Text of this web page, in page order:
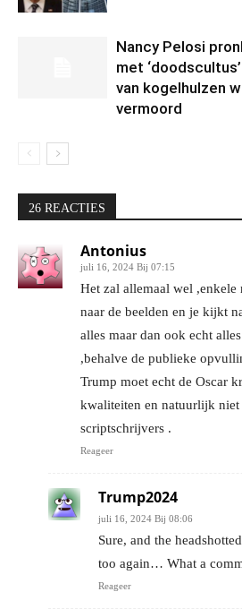
Nancy Pelosi
met
van kogelhulzen
vermoord
26 REACTIES
Antonius
juli 16, 2024 Bij 07:15
Het zal allemaal wel ,enkele
naar de beelden en je kijkt
alles maar dan ook echt
,behalve de publieke
Trump moet echt de Oscar
kwaliteiten en natuurlijk niet
scriptschrijvers .
Reageer
Trump2024
juli 16, 2024 Bij 08:06
Sure, and the
too again… What a
Reageer